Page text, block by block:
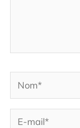
Nom*
E-
mail*